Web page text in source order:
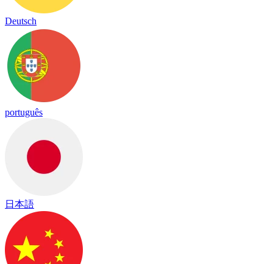
Deutsch
português
日本語